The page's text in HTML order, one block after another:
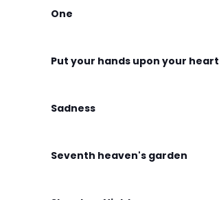
One
Put your hands upon your heart
Sadness
Seventh heaven's garden